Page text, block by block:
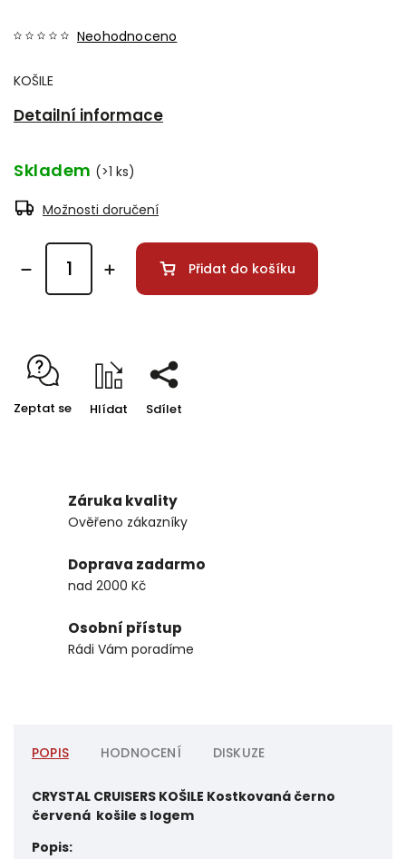
Neohodnoceno
KOŠILE
Detailní informace
Skladem (>1 ks)
Možnosti doručení
Přidat do košíku
Zeptat se Hlídat Sdílet
Záruka kvality
Ověřeno zákazníky
Doprava zadarmo
nad 2000 Kč
Osobní přístup
Rádi Vám poradíme
POPIS HODNOCENÍ DISKUZE
CRYSTAL CRUISERS KOŠILE Kostkovaná černo
červená košile s logem
Popis: